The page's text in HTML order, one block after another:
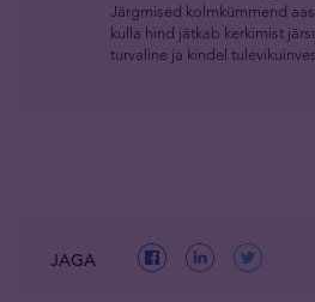
Järgmised kolmkümmend
kulla hind jätkab kerkimist
turvaline ja kindel
JAGA